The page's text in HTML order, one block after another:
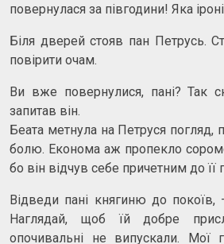
повернулася за півгодини! Яка
Біля дверей стояв пан Петрусь.
повірити очам.
Ви вже повернулися, пані? Так
запитав він.
Беата метнула на Петруся погляд,
болю. Економа аж пропекло
бо він відчув себе причетним до її
Відведи пані княгиню до покоїв,
Наглядай, щоб їй добре
опочивальні не випускали. Мої